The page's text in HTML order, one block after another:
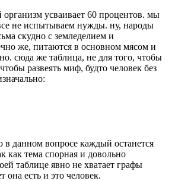
организм усваивает 60 процентов. мы
не испытываем нужды. ну, народы
скудно с земледелием и
же, питаются в основном мясом и
сюда же таблица, не для того, чтобы
развеять миф, будто человек без
данном вопросе каждый останется
как тема спорная и довольно
таблице явно не хватает графы
есть и это человек.